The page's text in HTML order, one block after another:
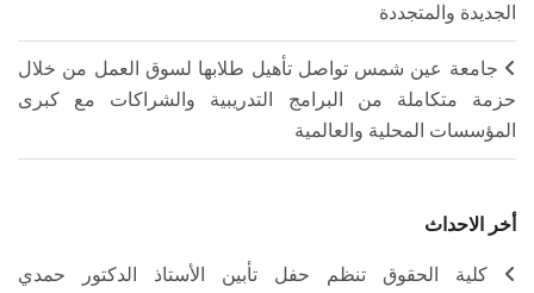
الجديدة والمتجددة
جامعة عين شمس تواصل تأهيل طلابها لسوق العمل من خلال
حزمة متكاملة من البرامج التدريبية والشراكات مع كبرى
المؤسسات المحلية والعالمية
أخر الاحداث
كلية الحقوق تنظم حفل تأبين الأستاذ الدكتور حمدي